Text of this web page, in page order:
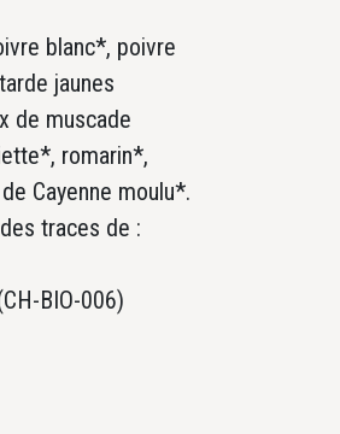
blanc*, poivre
jaunes
de muscade
romarin*,
Cayenne moulu*.
traces de :
BIO-006)